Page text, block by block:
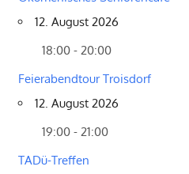
12. August 2026
18:00 - 20:00
Feierabendtour Troisdorf
12. August 2026
19:00 - 21:00
TADü-Treffen